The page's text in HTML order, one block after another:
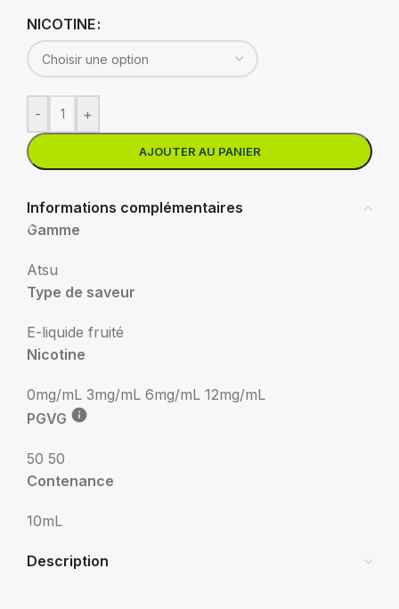
NICOTINE
- +
AJOUTER AU PANIER
Informations complémentaires
Gamme
Atsu
Type de saveur
E-liquide fruité
Nicotine
0mg/mL 3mg/mL 6mg/mL 12mg/mL
PGVG
50 50
Contenance
10mL
Description